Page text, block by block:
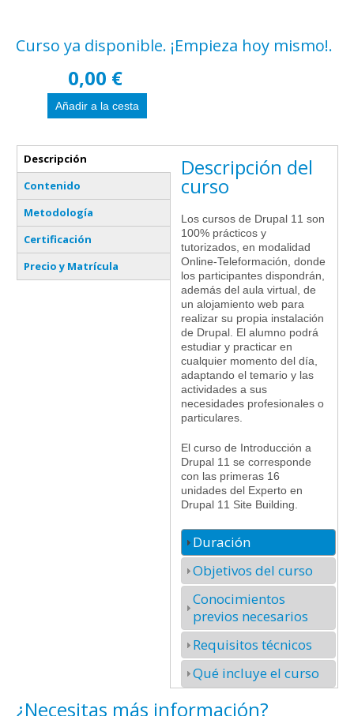
Curso ya disponible. ¡Empieza hoy mismo!.
0,00 €
Pestañas verticales
Descripción
(solapa activa)
Contenido
Metodología
Certificación
Precio y Matrícula
Descripción del
curso
Los cursos de Drupal 11 son
100% prácticos y
tutorizados, en modalidad
Online-Teleformación, donde
los participantes dispondrán,
además del aula virtual, de
un alojamiento web para
realizar su propia instalación
de Drupal. El alumno podrá
estudiar y practicar en
cualquier momento del día,
adaptando el temario y las
actividades a sus
necesidades profesionales o
particulares.
El curso de Introducción a
Drupal 11 se corresponde
con las primeras 16
unidades del Experto en
Drupal 11 Site Building.
Duración
Objetivos del curso
Conocimientos
previos necesarios
Requisitos técnicos
Qué incluye el curso
¿Necesitas más información?